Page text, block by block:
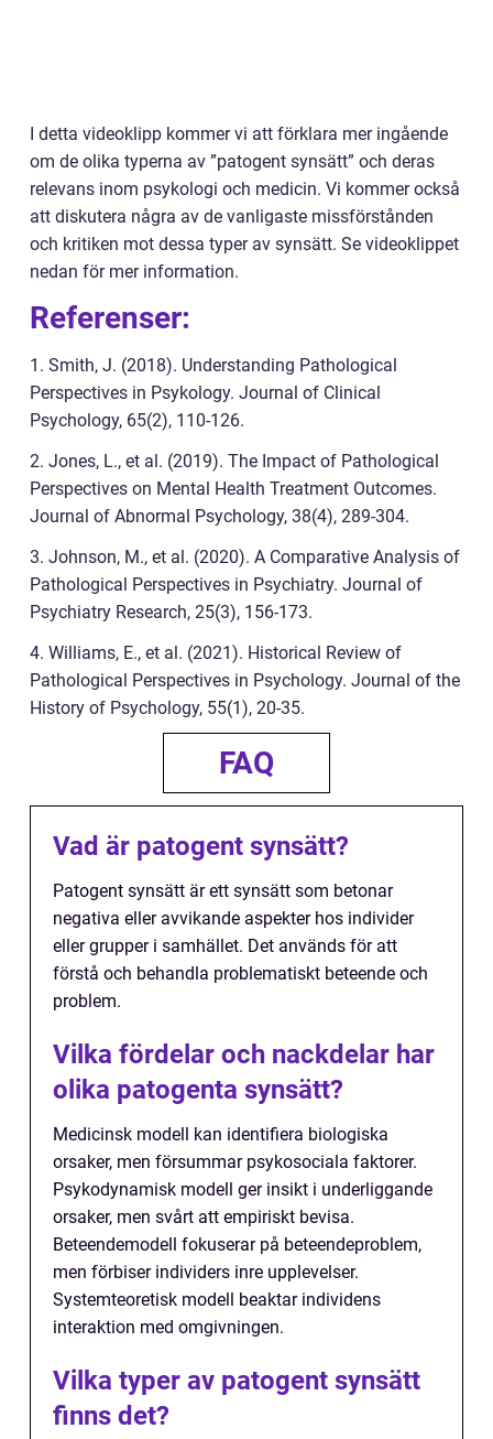
I detta videoklipp kommer vi att förklara mer ingående
om de olika typerna av ”patogent synsätt” och deras
relevans inom psykologi och medicin. Vi kommer också
att diskutera några av de vanligaste missförstånden
och kritiken mot dessa typer av synsätt. Se videoklippet
nedan för mer information.
Referenser:
1. Smith, J. (2018). Understanding Pathological
Perspectives in Psykology. Journal of Clinical
Psychology, 65(2), 110-126.
2. Jones, L., et al. (2019). The Impact of Pathological
Perspectives on Mental Health Treatment Outcomes.
Journal of Abnormal Psychology, 38(4), 289-304.
3. Johnson, M., et al. (2020). A Comparative Analysis of
Pathological Perspectives in Psychiatry. Journal of
Psychiatry Research, 25(3), 156-173.
4. Williams, E., et al. (2021). Historical Review of
Pathological Perspectives in Psychology. Journal of the
History of Psychology, 55(1), 20-35.
FAQ
Vad är patogent synsätt?
Patogent synsätt är ett synsätt som betonar
negativa eller avvikande aspekter hos individer
eller grupper i samhället. Det används för att
förstå och behandla problematiskt beteende och
problem.
Vilka fördelar och nackdelar har
olika patogenta synsätt?
Medicinsk modell kan identifiera biologiska
orsaker, men försummar psykosociala faktorer.
Psykodynamisk modell ger insikt i underliggande
orsaker, men svårt att empiriskt bevisa.
Beteendemodell fokuserar på beteendeproblem,
men förbiser individers inre upplevelser.
Systemteoretisk modell beaktar individens
interaktion med omgivningen.
Vilka typer av patogent synsätt
finns det?